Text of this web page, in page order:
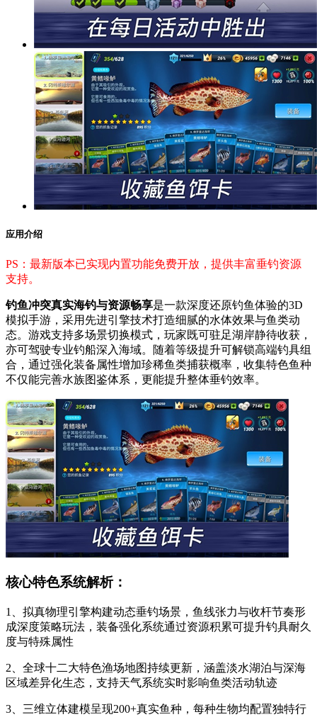
应用介绍
PS：最新版本已实现内置功能免费开放，提供丰富垂钓资源
支持。
钓鱼冲突真实海钓与资源畅享是一款深度还原钓鱼体验的3D
模拟手游，采用先进引擎技术打造细腻的水体效果与鱼类动
态。游戏支持多场景切换模式，玩家既可驻足湖岸静待收获，
亦可驾驶专业钓船深入海域。随着等级提升可解锁高端钓具组
合，通过强化装备属性增加珍稀鱼类捕获概率，收集特色鱼种
不仅能完善水族图鉴体系，更能提升整体垂钓效率。
核心特色系统解析：
1、拟真物理引擎构建动态垂钓场景，鱼线张力与收杆节奏形
成深度策略玩法，装备强化系统通过资源积累可提升钓具耐久
度与特殊属性
2、全球十二大特色渔场地图持续更新，涵盖淡水湖泊与深海
区域差异化生态，支持天气系统实时影响鱼类活动轨迹
3、三维立体建模呈现200+真实鱼种，每种生物均配置独特行